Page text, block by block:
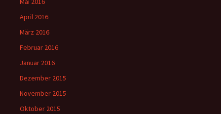
April 2016
März 2016
Februar 2016
Januar 2016
Dezember 2015
November 2015
Oktober 2015